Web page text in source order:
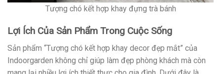
Tượng chó kết hợp khay đựng trà bánh
Lợi Ích Của Sản Phẩm Trong Cuộc Sống
Sản phẩm “Tượng chó kết hợp khay decor đẹp mắt” của
Indoorgarden không chỉ giúp làm đẹp phòng khách mà còn